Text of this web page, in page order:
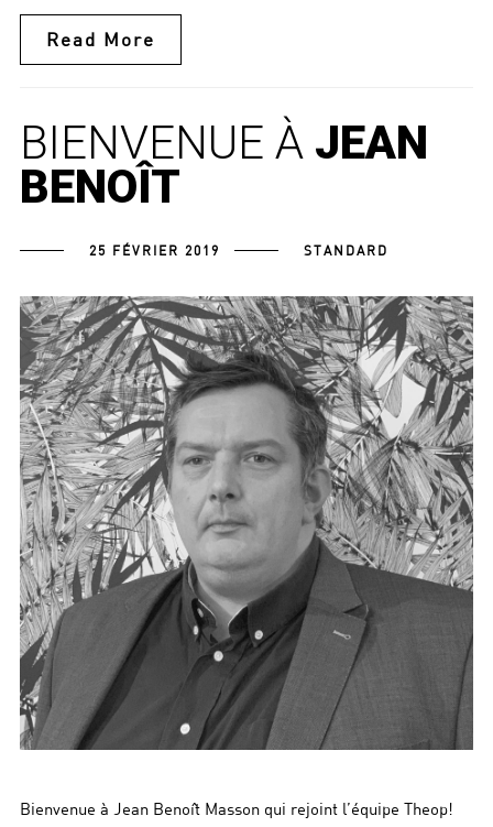
Read More
BIENVENUE À JEAN
BENOÎT
25 FÉVRIER 2019 STANDARD
Bienvenue à Jean Benoît Masson qui rejoint l’équipe Theop!